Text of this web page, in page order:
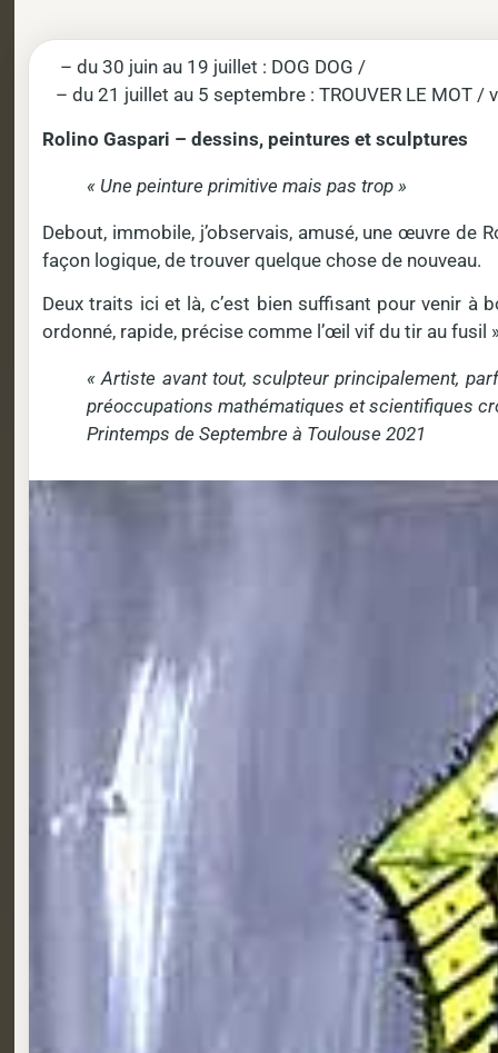
– du 30 juin au 19 juillet : DOG DOG /
– du 21 juillet au 5 septembre : TROUVER LE MOT
Rolino Gaspari – dessins, peintures et sculptures
« Une peinture primitive mais pas trop »
Debout, immobile, j’observais, amusé, une œuvre de
façon logique, de trouver quelque chose de nouveau.
Deux traits ici et là, c’est bien suffisant pour venir à
ordonné, rapide, précise comme l’œil vif du tir au fusil
« Artiste avant tout, sculpteur principalement,
préoccupations mathématiques et scientifiques
Printemps de Septembre à Toulouse 2021